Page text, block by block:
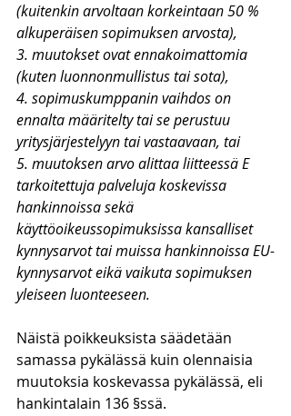
(kuitenkin arvoltaan korkeintaan 50 %
alkuperäisen sopimuksen arvosta),
3. muutokset ovat ennakoimattomia
(kuten luonnonmullistus tai sota),
4. sopimuskumppanin vaihdos on
ennalta määritelty tai se perustuu
yritysjärjestelyyn tai vastaavaan, tai
5. muutoksen arvo alittaa liitteessä E
tarkoitettuja palveluja koskevissa
hankinnoissa sekä
käyttöoikeussopimuksissa kansalliset
kynnysarvot tai muissa hankinnoissa EU-
kynnysarvot eikä vaikuta sopimuksen
yleiseen luonteeseen.
Näistä poikkeuksista säädetään
samassa pykälässä kuin olennaisia
muutoksia koskevassa pykälässä, eli
hankintalain 136 §ssä.